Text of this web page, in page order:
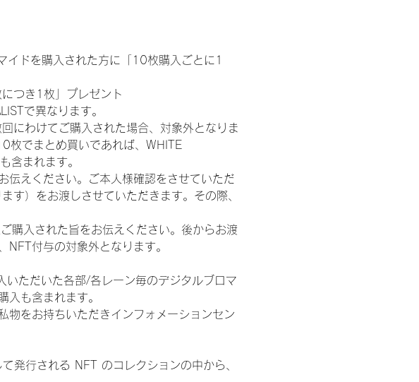
ドを購入された方に「10枚購入ごとに1
つき1枚」プレゼント
で異なります。
にわけてご購入された場合、対象外となりま
枚でまとめ買いであれば、WHITE
含まれます。
伝えください。ご本人様確認をさせていただ
す）をお渡しさせていただきます。その際、
購入された旨をお伝えください。後からお渡
NFT付与の対象外となります。
ただいた各部/各レーン毎のデジタルブロマ
入も含まれます。
物をお持ちいただきインフォメーションセン
発行される NFT のコレクションの中から、